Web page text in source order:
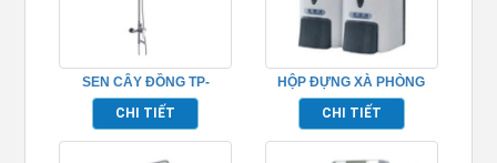
SEN CÂY ĐỒNG TP-
652016
CHI TIẾT
HỘP ĐỰNG XÀ PHÒNG
TP695152
CHI TIẾT